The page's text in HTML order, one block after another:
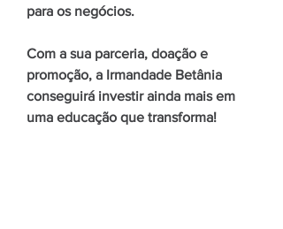
para os negócios.
Com a sua parceria, doação e
promoção, a Irmandade Betânia
conseguirá investir ainda mais em
uma educação que transforma!